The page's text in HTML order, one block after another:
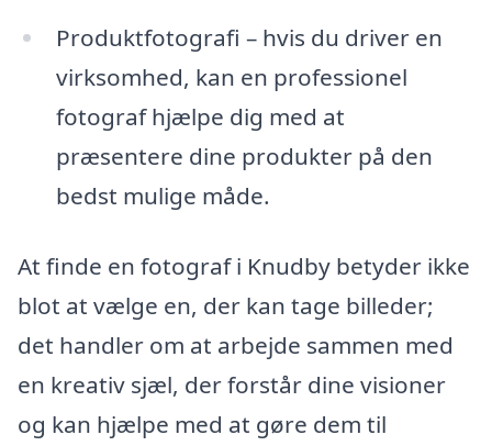
Produktfotografi – hvis du driver en
virksomhed, kan en professionel
fotograf hjælpe dig med at
præsentere dine produkter på den
bedst mulige måde.
At finde en fotograf i Knudby betyder ikke
blot at vælge en, der kan tage billeder;
det handler om at arbejde sammen med
en kreativ sjæl, der forstår dine visioner
og kan hjælpe med at gøre dem til